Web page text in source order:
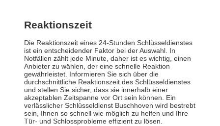
Reaktionszeit
Die Reaktionszeit eines 24-Stunden Schlüsseldienstes
ist ein entscheidender Faktor bei der Auswahl. In
Notfällen zählt jede Minute, daher ist es wichtig, einen
Anbieter zu wählen, der eine schnelle Reaktion
gewährleistet. Informieren Sie sich über die
durchschnittliche Reaktionszeit des Schlüsseldienstes
und stellen Sie sicher, dass sie innerhalb einer
akzeptablen Zeitspanne vor Ort sein können. Ein
verlässlicher Schlüsseldienst Buschhoven wird bestrebt
sein, Ihnen so schnell wie möglich zu helfen und Ihre
Tür- und Schlossprobleme effizient zu lösen.